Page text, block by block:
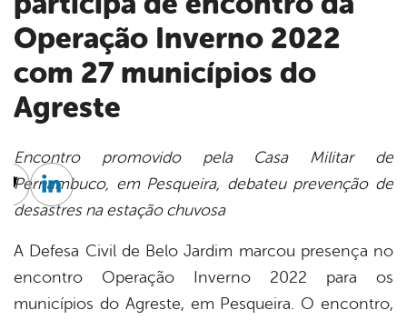
Operação Inverno 2022
com 27 municípios do
Agreste
Encontro promovido pela Casa Militar de
Pernambuco, em Pesqueira, debateu prevenção de
desastres na estação chuvosa
A Defesa Civil de Belo Jardim marcou presença no
encontro Operação Inverno 2022 para os
municípios do Agreste, em Pesqueira. O encontro,
Twitter
Linkedin